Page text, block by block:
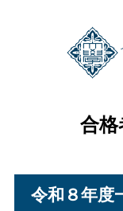
合格
令和８年度